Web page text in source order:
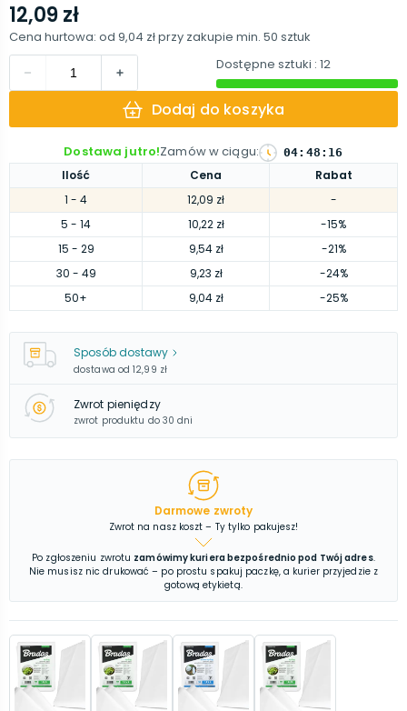
Ilość Cena
Rabat
1 - 4 12,09 zł
-
5 - 14 10,22 zł
-15%
15 - 29 9,54 zł
-21%
30 - 49 9,23 zł
-24%
50+ 9,04 zł -25%
12,09 zł
Cena hurtowa: od 9,04 złprzy zakupie min. 50 sztuk
Dostępne sztuki : 12
Dodaj do koszyka
Dostawa jutro!Zamów w ciągu: 04: 48 : 14
Sposób dostawy
dostawa od 12,99 zł
Zwrot pieniędzy
zwrot produktu do 30 dni
Darmowe zwroty
Zwrot na nasz koszt – Ty tylko pakujesz!
Po zgłoszeniu zwrotu zamówimy kuriera bezpośrednio pod Twój adres.
Nie musisz nic drukować – po prostu spakuj paczkę, a kurier przyjedzie z
gotową etykietą.